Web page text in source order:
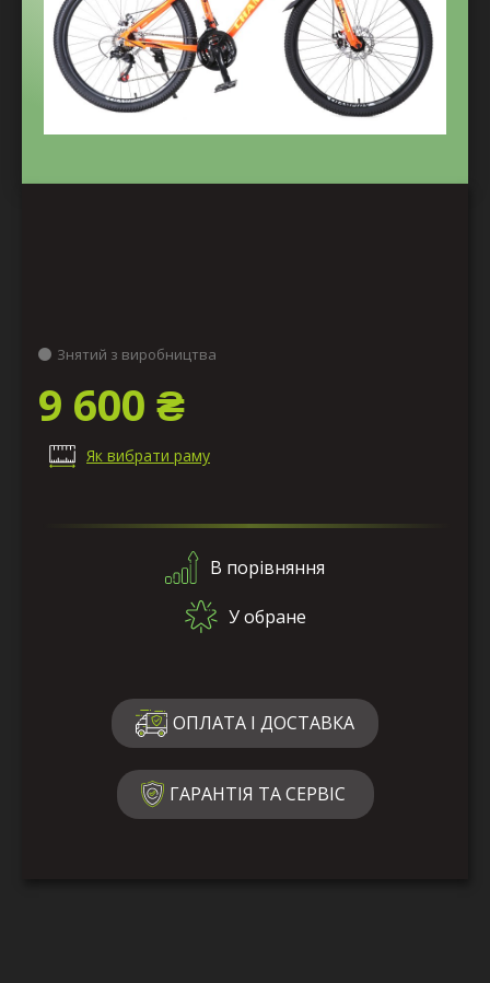
Знятий з виробництва
9 600 ₴
Як вибрати раму
В порівняння
У обране
ОПЛАТА І ДОСТАВКА
ГАРАНТІЯ ТА СЕРВІС